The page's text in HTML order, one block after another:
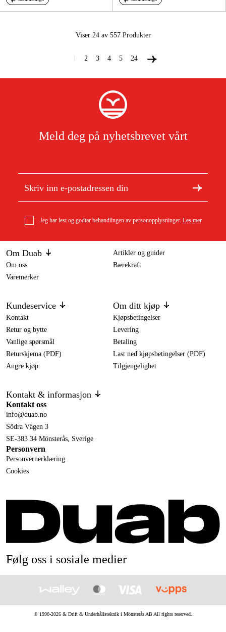
Viser 24 av 557 Produkter
2 3 4 5 24
Meld deg på nyhetsbrevet vårt
Jeg har lest og godtar behandlingen av personopplysninger. Les mer
Om Duab
Om oss
Varemerker
Artikler og guider
Bærekraft
Kundeservice
Kontakt
Retur og bytte
Vanlige spørsmål
Returskjema (PDF)
Angre kjøp
Om ditt kjøp
Kjøpsbetingelser
Levering
Betaling
Last ned kjøpsbetingelser (PDF)
Tilgjengelighet
Kontakt & informasjon
Kontakt oss
info@duab.no
Södra Vägen 3
SE-383 34 Mönsterås, Sverige
Personvern
Personvernerklæring
Cookies
Følg oss i sosiale medier
© 1990-2026 & Drift & Underhållsteknik i Mönsterås ABAll rights reserved.